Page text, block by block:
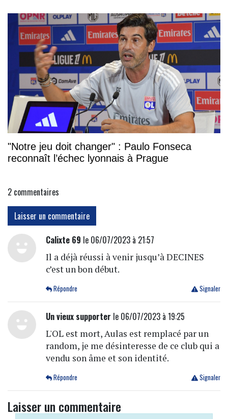
"Notre jeu doit changer" : Paulo Fonseca
reconnaît l’échec lyonnais à Prague
2 commentaires
Laisser un commentaire
Calixte 69 le 06/07/2023 à 21:57
Il a déjà réussi à venir jusqu’à DECINES
c’est un bon début.
Signaler
Répondre
Un vieux supporter le 06/07/2023 à 19:25
L'OL est mort, Aulas est remplacé par un
random, je me désinteresse de ce club qui a
vendu son âme et son identité.
Signaler
Répondre
Laisser un commentaire